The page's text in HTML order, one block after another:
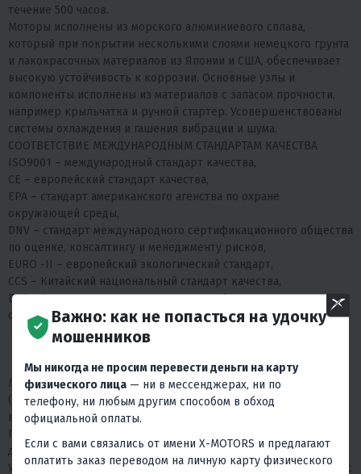
течение 500 часов.
Моторы исполнены из морского алюминиевого сплава,
который при покрытии несколькими слоями немецкого грунта
и лакокрасочных материалов из Японии и США, обеспечивает
высокую устойчивость к коррозии. Основные узлы и
компоненты исполнены из материалов с запасом прочности,
например крыльчатка и ручной стартер. Усовершенствованы
системы охлаждения и гашения вибрации и шума.
СООТВЕТСТВИЕ МЕЖДУНАРОДНЫМ СТАНДАРТАМ КАЧЕСТВА
ISO9001 – международный стандарт качества,
CE – европейский стандарт качества,
EPA – стандарт американского агенства по охране
окружающей среды,
DNV – стандарт международного сертификационного общества
по оценке, консалтингу и менеджменту рисков,
EURO -II – европейский экологический стандарт,
ССS – Китайский национальный стандарт качества,
EAC – Декларация соответствия евразийского экономического
союза.
Лодочный подвесной мотор серии SF от компании PROMAX
(ПРОМАКС) относится к классу 4х-тактных моторов, совмещая
в себе практичность, надежность и экономичность.
Пятислойное лакокрасочное покрытие надежно защитит
двигатель от воздействия как пресной, так и морской воды.
Усовершенствованная цифровая система зажигания позволит с
Важно: как не попасться на удочку
мошенников
Мы никогда не просим перевести деньги на карту
физического лица — ни в мессенджерах, ни по
телефону, ни любым другим способом в обход
официальной оплаты.
Если с вами связались от имени X-MOTORS и предлагают
оплатить заказ переводом на личную карту физического